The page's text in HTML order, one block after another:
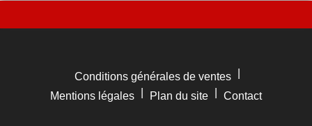
Conditions générales de ventes
Mentions légales
Plan du site Contact